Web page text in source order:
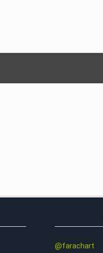
@farachart